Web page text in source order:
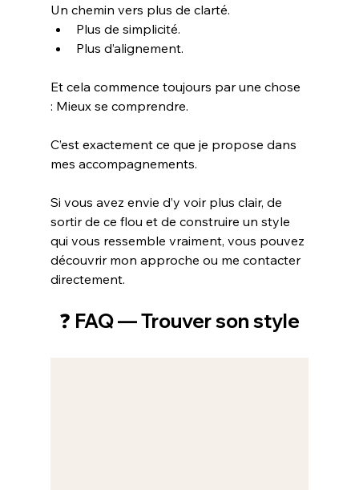
Un chemin vers plus de clarté.
Plus de simplicité.
Plus d’alignement.
Et cela commence toujours par une chose
: Mieux se comprendre.
C’est exactement ce que je propose dans
mes accompagnements.
Si vous avez envie d’y voir plus clair, de
sortir de ce flou et de construire un style
qui vous ressemble vraiment, vous pouvez
découvrir mon approche ou me contacter
directement.
❓ FAQ — Trouver son style